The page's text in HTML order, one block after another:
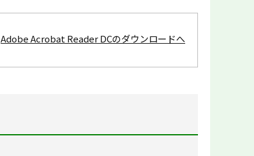
Adobe Acrobat Reader DCのダウンロードへ